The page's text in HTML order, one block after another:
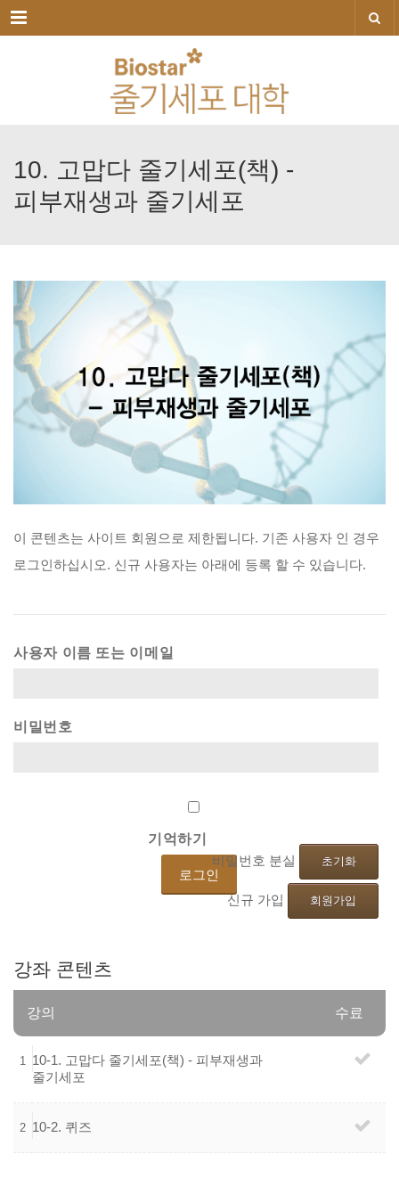
메뉴
10. 고맙다 줄기세포(책) -
피부재생과 줄기세포
이 콘텐츠는 사이트 회원으로 제한됩니다. 기존 사용자 인 경우
로그인하십시오. 신규 사용자는 아래에 등록 할 수 있습니다.
사용자 이름 또는 이메일
비밀번호
기억하기
비밀번호 분실 초기화
신규 가입 회원가입
강좌 콘텐츠
강의 수료
1 10-1. 고맙다 줄기세포(책) - 피부재생과
줄기세포
2 10-2. 퀴즈